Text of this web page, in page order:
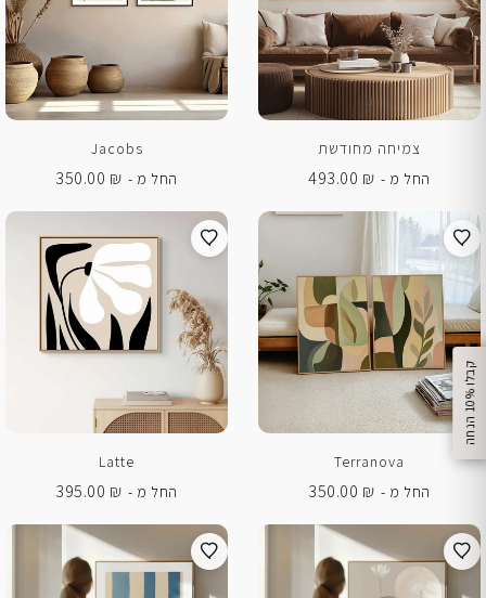
ק
ב
ל
ו
1
0
%
ה
נ
ח
ה
צמיחה מחודשת
החל מ -
493.00 ₪
Jacobs
החל מ -
350.00 ₪
Terranova
החל מ -
350.00 ₪
Latte
החל מ -
395.00 ₪